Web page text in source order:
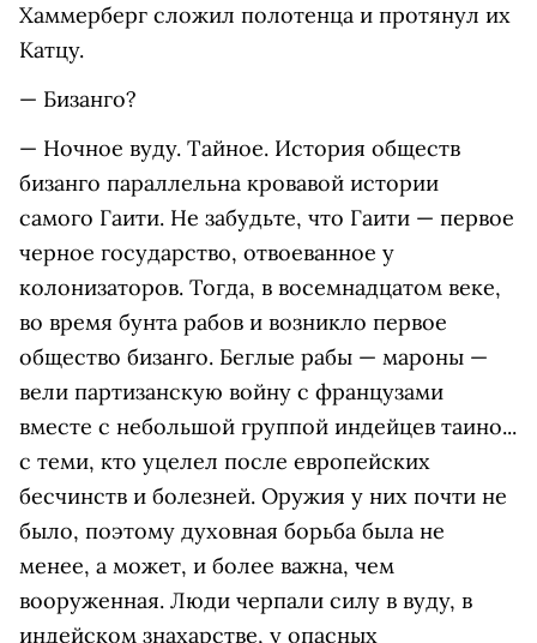
Хаммерберг сложил полотенца и протянул их
Катцу.
— Бизанго?
— Ночное вуду. Тайное. История обществ
бизанго параллельна кровавой истории
самого Гаити. Не забудьте, что Гаити — первое
черное государство, отвоеванное у
колонизаторов. Тогда, в восемнадцатом веке,
во время бунта рабов и возникло первое
общество бизанго. Беглые рабы — мароны —
вели партизанскую войну с французами
вместе с небольшой группой индейцев таино...
с теми, кто уцелел после европейских
бесчинств и болезней. Оружия у них почти не
было, поэтому духовная борьба была не
менее, а может, и более важна, чем
вооруженная. Люди черпали силу в вуду, в
индейском знахарстве, у опасных